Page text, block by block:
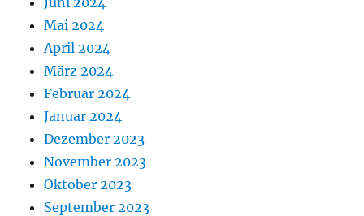
Mai 2024
April 2024
März 2024
Februar 2024
Januar 2024
Dezember 2023
November 2023
Oktober 2023
September 2023